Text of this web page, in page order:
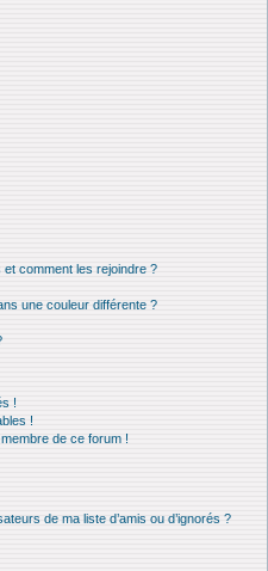
et comment les rejoindre ?
une couleur différente ?
!
!
de ce forum !
de ma liste d’amis ou d’ignorés ?